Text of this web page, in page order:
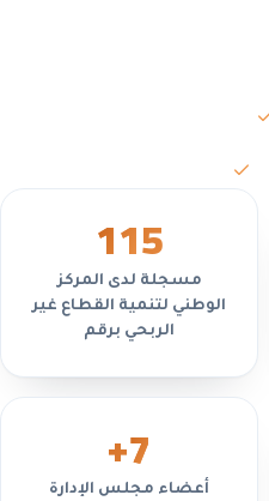
115
مسجلة لدى المركز
الوطني لتنمية القطاع غير
الربحي برقم
7
+
أعضاء مجلس الإدارة